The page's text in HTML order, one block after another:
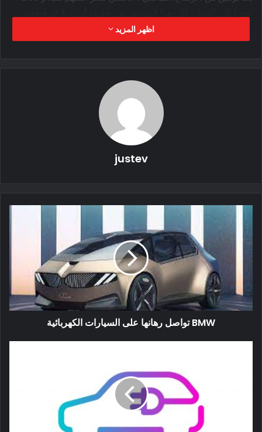
شوطًا طويلاً في فترة زمنية قصيرة ، وتقريباً- يدويا غيرت طبيعة
صناعة السيارات إلى الأبد. بالطبع ، كانت هناك قضايا سياقية سبب
الكهربائية أكثر جرأة وإلهامًا.
مستوى لها مؤخرًا ، ولكن لدي بعض النظريات. كان هناك الكثير من
الحديث مؤخرًا عن بطارية تسلا “المليون ميل” التي تم الإعلان عنها
بالفعل ، لذلك يبدو من المحتمل.
تتمثل إحدى الضروريات الأساسية للمركبات الكهربائية في الانتشار
في كل مكان في أن تتخطى أسعار البطاريات الحاجز السحري البالغ
100 دولار لكل كيلو وات في الساعة ، والذي من المتوقع أن تصبح
السيارات الكهربائية أرخص من تلك التي تعمل بمحركات الاحتراق
الداخلي. العامل الأكثر أهمية في سعر البطارية هو مقدار استخدام
، مع وجود مشكلات خطيرة حول كيفية استخدام عمالة الأطفال في
يوم المعاينة الثاني في معرض باريس للسيارات 2014
اظهر المزيد
justev
BMW تواصل رهانها على السيارات الكهربائية